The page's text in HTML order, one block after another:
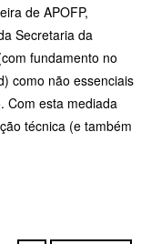
de APOFP,
Secretaria da
fundamento no
como não essenciais
Com esta mediada
técnica (e também